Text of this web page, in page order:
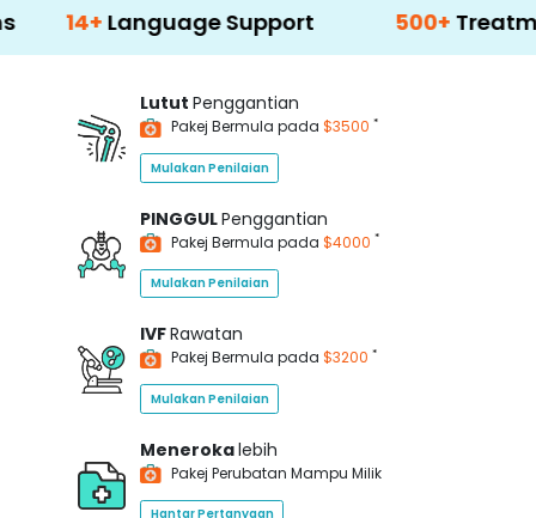
Language Support 500+ Treatment
Lutut Penggantian
Pakej Bermula pada $3500 *
Mulakan Penilaian
PINGGULPenggantian
Pakej Bermula pada $4000 *
Mulakan Penilaian
IVFRawatan
Pakej Bermula pada $3200 *
Mulakan Penilaian
Menerokalebih
Pakej Perubatan Mampu Milik
Hantar Pertanyaan